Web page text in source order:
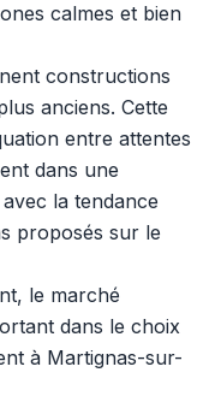
calmes et bien
constructions
anciens. Cette
entre attentes
dans une
la tendance
proposés sur le
le marché
dans le choix
à Martignas-sur-